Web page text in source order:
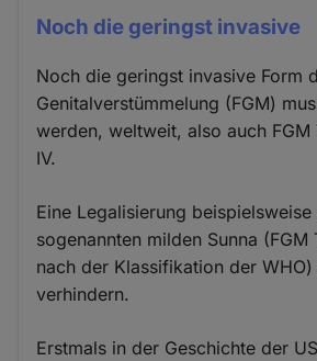
Noch die geringst invasive
Noch die geringst invasive Form
Genitalverstümmelung (FGM)
werden, weltweit, also auch FGM
IV.
Eine Legalisierung beispielsweise
sogenannten milden Sunna (FGM
nach der Klassifikation der
verhindern.
Erstmals in der Geschichte der